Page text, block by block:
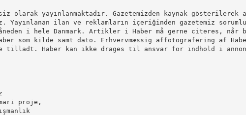
olarak yayınlanmaktadır. Gazetemizden kaynak
Yayınlanan ilan ve reklamların içeriğinden gazetemiz
måneden i hele Danmark. Artikler i Haber må gerne citeres,
som kilde samt dato. Erhvervmæssig affotografering af
tilladt. Haber kan ikke drages til ansvar for indhold i
proje,